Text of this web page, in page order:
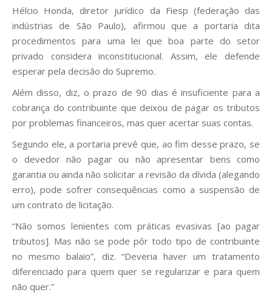
Hélcio Honda, diretor jurídico da Fiesp (federação das
indústrias de São Paulo), afirmou que a portaria dita
procedimentos para uma lei que boa parte do setor
privado considera inconstitucional. Assim, ele defende
esperar pela decisão do Supremo.
Além disso, diz, o prazo de 90 dias é insuficiente para a
cobrança do contribuinte que deixou de pagar os tributos
por problemas financeiros, mas quer acertar suas contas.
Segundo ele, a portaria prevê que, ao fim desse prazo, se
o devedor não pagar ou não apresentar bens como
garantia ou ainda não solicitar a revisão da dívida (alegando
erro), pode sofrer consequências como a suspensão de
um contrato de licitação.
“Não somos lenientes com práticas evasivas [ao pagar
tributos]. Mas não se pode pôr todo tipo de contribuinte
no mesmo balaio”, diz. “Deveria haver um tratamento
diferenciado para quem quer se regularizar e para quem
não quer.”